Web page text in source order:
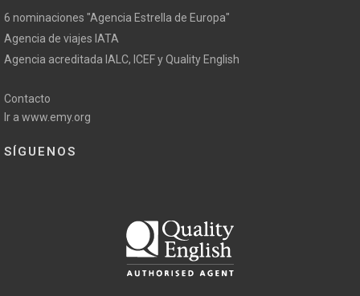
6 nominaciones "Agencia Estrella de Europa"
Agencia de viajes IATA
Agencia acreditada IALC, ICEF y Quality English
Contacto
Ir a www.emy.org
SÍGUENOS